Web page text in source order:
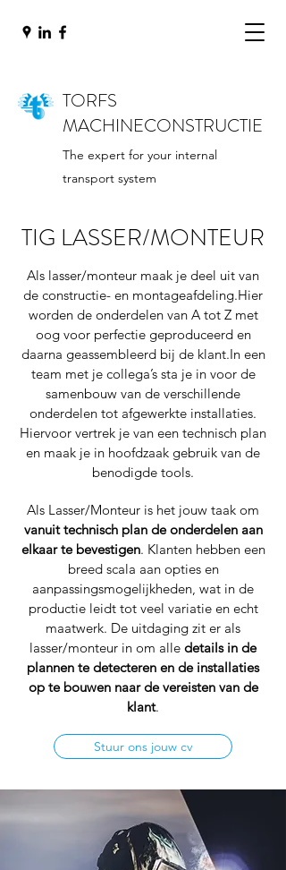
TORFS
MACHINECONSTRUCTIE
The expert for your internal
transport system
TIG LASSER/MONTEUR
Als lasser/monteur maak je deel uit van
de constructie- en montageafdeling.Hier
worden de onderdelen van A tot Z met
oog voor perfectie geproduceerd en
daarna geassembleerd bij de klant.In een
team met je collega’s sta je in voor de
samenbouw van de verschillende
onderdelen tot afgewerkte installaties.
Hiervoor vertrek je van een technisch plan
en maak je in hoofdzaak gebruik van de
benodigde tools.
Als Lasser/Monteur is het jouw taak om
vanuit technisch plan de onderdelen aan
elkaar te bevestigen. Klanten hebben een
breed scala aan opties en
aanpassingsmogelijkheden, wat in de
productie leidt tot veel variatie en echt
maatwerk. De uitdaging zit er als
lasser/monteur in om alle details in de
plannen te detecteren en de installaties
op te bouwen naar de vereisten van de
klant.
Stuur ons jouw cv